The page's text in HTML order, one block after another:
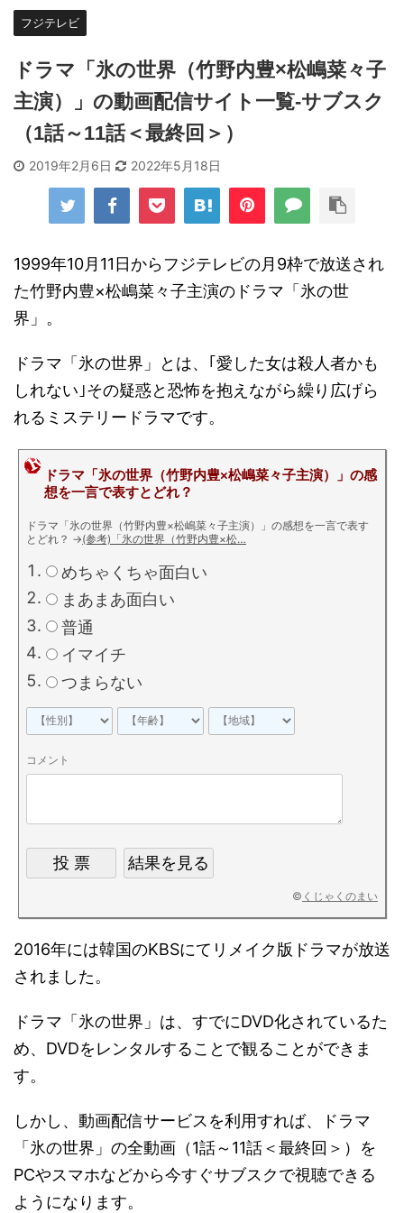
フジテレビ
ドラマ「氷の世界（竹野内豊×松嶋菜々子
主演）」の動画配信サイト一覧-サブスク
（1話～11話＜最終回＞）
2019年2月6日 2022年5月18日
1999年10月11日からフジテレビの月9枠で放送され
た竹野内豊×松嶋菜々子主演のドラマ「氷の世
界」。
ドラマ「氷の世界」とは、｢愛した女は殺人者かも
しれない｣その疑惑と恐怖を抱えながら繰り広げら
れるミステリードラマです。
ドラマ「氷の世界（竹野内豊×松嶋菜々子主演）」の感
想を一言で表すとどれ？
ドラマ「氷の世界（竹野内豊×松嶋菜々子主演）」の感想を一言で表す
とどれ？ →(参考)「氷の世界（竹野内豊×松…
めちゃくちゃ面白い
まあまあ面白い
普通
イマイチ
つまらない
コメント
© くじゃくのまい
2016年には韓国のKBSにてリメイク版ドラマが放送
されました。
ドラマ「氷の世界」は、すでにDVD化されているた
め、DVDをレンタルすることで観ることができま
す。
しかし、動画配信サービスを利用すれば、ドラマ
「氷の世界」の全動画（1話～11話＜最終回＞）を
PCやスマホなどから今すぐサブスクで視聴できる
ようになります。